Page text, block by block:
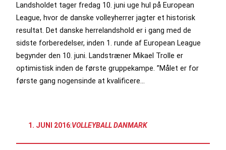
Landsholdet tager fredag 10. juni uge hul på European
League, hvor de danske volleyherrer jagter et historisk
resultat. Det danske herrelandshold er i gang med de
sidste forberedelser, inden 1. runde af European League
begynder den 10. juni. Landstræner Mikael Trolle er
optimistisk inden de første gruppekampe. ”Målet er for
første gang nogensinde at kvalificere…
1. JUNI 2016:VOLLEYBALL DANMARK